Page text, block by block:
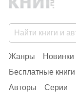
Жанры Новинки
Бесплатные книги
Авторы
Серии